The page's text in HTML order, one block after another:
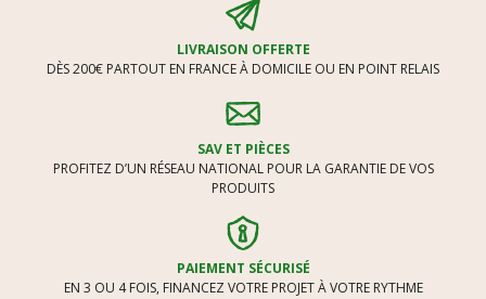
LIVRAISON OFFERTE
DÈS 200€ PARTOUT EN FRANCE À DOMICILE OU EN POINT RELAIS
SAV ET PIÈCES
PROFITEZ D’UN RÉSEAU NATIONAL POUR LA GARANTIE DE VOS
PRODUITS
PAIEMENT SÉCURISÉ
EN 3 OU 4 FOIS, FINANCEZ VOTRE PROJET À VOTRE RYTHME